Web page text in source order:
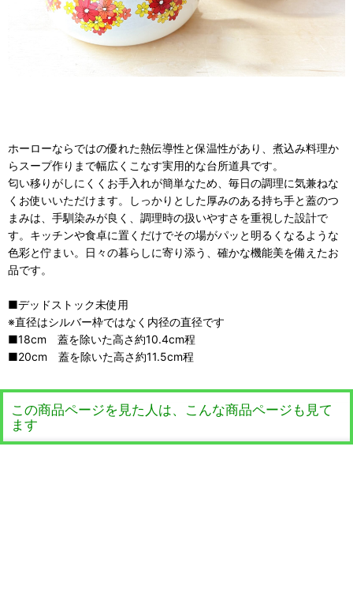
ホーローならではの優れた熱伝導性と保温性があり、煮込み料理か
らスープ作りまで幅広くこなす実用的な台所道具です。
匂い移りがしにくくお手入れが簡単なため、毎日の調理に気兼ねな
くお使いいただけます。しっかりとした厚みのある持ち手と蓋のつ
まみは、手馴染みが良く、調理時の扱いやすさを重視した設計で
す。キッチンや食卓に置くだけでその場がパッと明るくなるような
色彩と佇まい。日々の暮らしに寄り添う、確かな機能美を備えたお
品です。
■デッドストック未使用
※直径はシルバー枠ではなく内径の直径です
■18cm 蓋を除いた高さ約10.4cm程
■20cm 蓋を除いた高さ約11.5cm程
この商品ページを見た人は、こんな商品ページも見て
ます